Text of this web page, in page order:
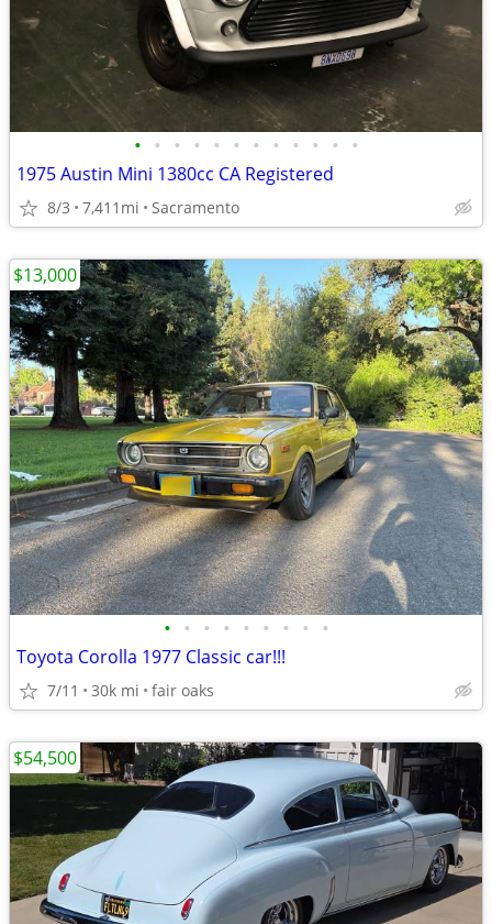
• • • • • • • • • • • •
1975 Austin Mini 1380cc CA Registered
8/3 7,411mi Sacramento
• • • • • • • • •
Toyota Corolla 1977 Classic car!!!
7/11 30k mi fair oaks
$13,000
$54,500